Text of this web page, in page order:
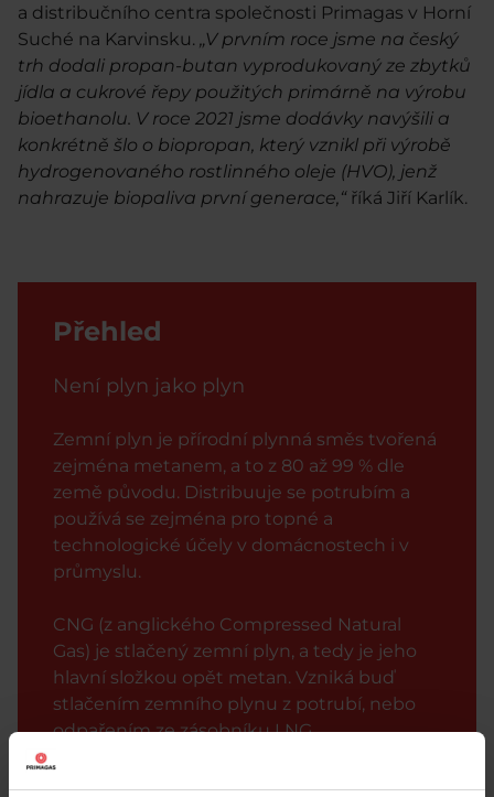
a distribučního centra společnosti Primagas v Horní
Suché na Karvinsku. „V prvním roce jsme na český
trh dodali propan-butan vyprodukovaný ze zbytků
jídla a cukrové řepy použitých primárně na výrobu
bioethanolu. V roce 2021 jsme dodávky navýšili a
konkrétně šlo o biopropan, který vznikl při výrobě
hydrogenovaného rostlinného oleje (HVO), jenž
nahrazuje biopaliva první generace,“říká Jiří Karlík.
Přehled
Není plyn jako plyn
Zemní plyn je přírodní plynná směs tvořená
zejména metanem, a to z 80 až 99 % dle
země původu. Distribuuje se potrubím a
používá se zejména pro topné a
technologické účely v domácnostech i v
průmyslu.
CNG (z anglického Compressed Natural
Gas) je stlačený zemní plyn, a tedy je jeho
hlavní složkou opět metan. Vzniká buď
stlačením zemního plynu z potrubí, nebo
odpařením ze zásobníku LNG